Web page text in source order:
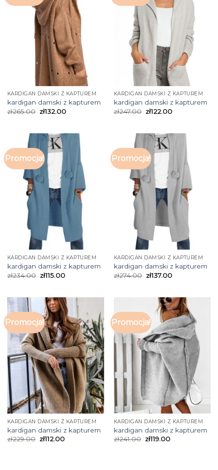
KARDIGAN DAMSKI Z KAPTUREM
kardigan damski z kapturem
zł265.00 zł132.00
KARDIGAN DAMSKI Z KAPTUREM
kardigan damski z kapturem
zł247.00 zł122.00
Promocja!
KARDIGAN DAMSKI Z KAPTUREM
kardigan damski z kapturem
zł234.00 zł115.00
Promocja!
KARDIGAN DAMSKI Z KAPTUREM
kardigan damski z kapturem
zł274.00 zł137.00
Promocja!
KARDIGAN DAMSKI Z KAPTUREM
kardigan damski z kapturem
zł229.00 zł112.00
Promocja!
KARDIGAN DAMSKI Z KAPTUREM
kardigan damski z kapturem
zł241.00 zł119.00